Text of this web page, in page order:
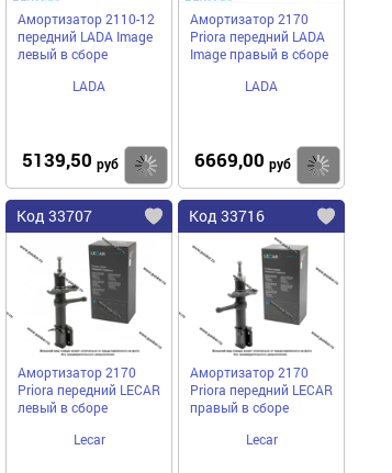
Амортизатор 2110-12
передний LADA Image
левый в сборе
LADA
5139,50 руб Купить
Амортизатор 2170
Priora передний LADA
Image правый в сборе
LADA
6669,00 руб
Код 33707
Амортизатор 2170
Priora передний LECAR
левый в сборе
Lecar
Код 33716
Амортизатор 2170
Priora передний LECAR
правый в сборе
Lecar